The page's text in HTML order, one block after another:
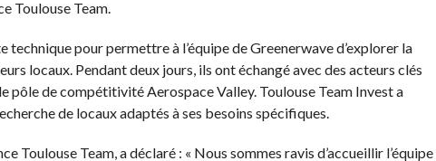
Toulouse Team.
technique pour permettre à l’équipe de Greenerwave d’explorer la
locaux. Pendant deux jours, ils ont échangé avec des acteurs clés
pôle de compétitivité Aerospace Valley. Toulouse Team Invest a
de locaux adaptés à ses besoins spécifiques.
Toulouse Team, a déclaré : « Nous sommes ravis d’accueillir l’équipe